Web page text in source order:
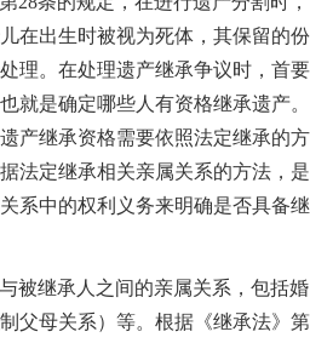
在出生时被视为死体，其保留的份
理。在处理遗产继承争议时，首要
就是确定哪些人有资格继承遗产。
产继承资格需要依照法定继承的方
法定继承相关亲属关系的方法，是
系中的权利义务来明确是否具备继
被继承人之间的亲属关系，包括婚
父母关系）等。根据《继承法》第